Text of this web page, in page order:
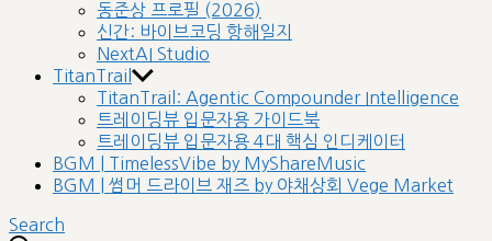
동준상 프로필 (2026)
신간: 바이브코딩 항해일지
NextAI Studio
TitanTrail
TitanTrail: Agentic Compounder Intelligence
트레이딩뷰 입문자용 가이드북
트레이딩뷰 입문자용 4대 핵심 인디케이터
BGM | TimelessVibe by MyShareMusic
BGM | 썸머 드라이브 재즈 by 야채상회 Vege Market
Search